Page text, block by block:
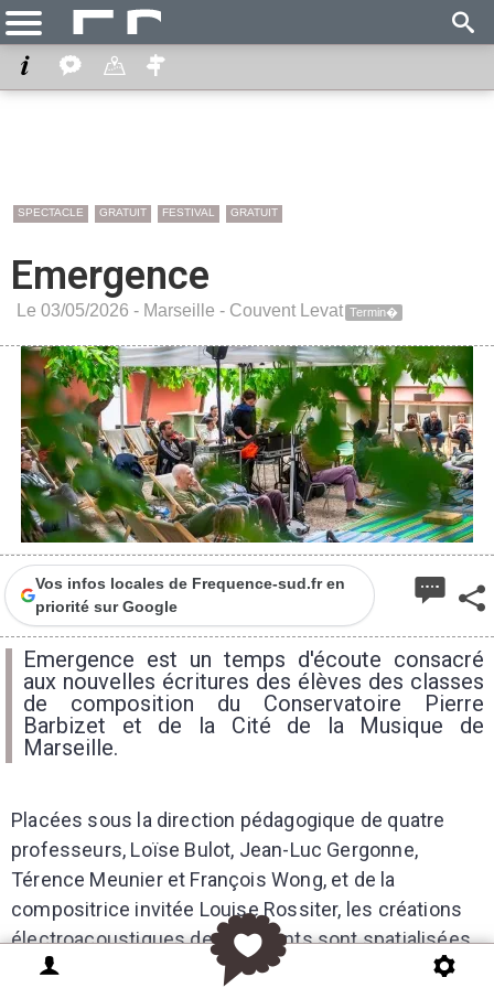
SPECTACLE GRATUIT FESTIVAL GRATUIT
Emergence
Le 03/05/2026 - Marseille - Couvent Levat Termin�
Vos infos locales de Frequence-sud.fr en
priorité sur Google
Emergence est un temps d'écoute consacré
aux nouvelles écritures des élèves des classes
de composition du Conservatoire Pierre
Barbizet et de la Cité de la Musique de
Marseille.
Placées sous la direction pédagogique de quatre
professeurs, Loïse Bulot, Jean-Luc Gergonne,
Térence Meunier et François Wong, et de la
compositrice invitée Louise Rossiter, les créations
électroacoustiques des étudiants sont spatialisées
sur un orchestre de haut-parleurs.